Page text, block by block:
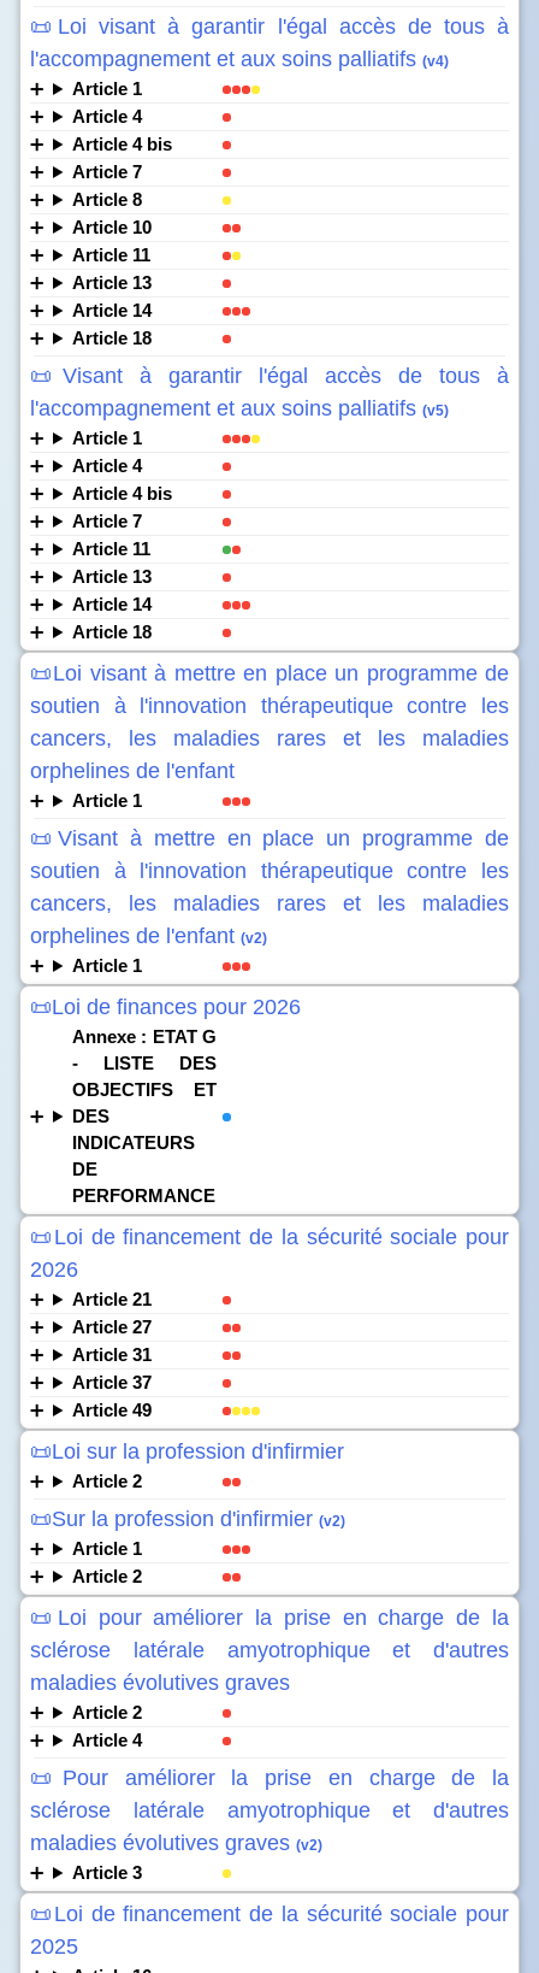
📜Loi visant à garantir l'égal accès de tous à
l'accompagnement et aux soins palliatifs (v4)
Article 1
Article 4
Article 4 bis
Article 7
Article 8
Article 10
Article 11
Article 13
Article 14
Article 18
📜Visant à garantir l'égal accès de tous à
l'accompagnement et aux soins palliatifs (v5)
Article 1
Article 4
Article 4 bis
Article 7
Article 11
Article 13
Article 14
Article 18
📜Loi visant à mettre en place un programme de
soutien à l'innovation thérapeutique contre les
cancers, les maladies rares et les maladies
orphelines de l'enfant
Article 1
📜Visant à mettre en place un programme de
soutien à l'innovation thérapeutique contre les
cancers, les maladies rares et les maladies
orphelines de l'enfant (v2)
Article 1
📜Loi de finances pour 2026
Annexe : ETAT G
- LISTE DES
OBJECTIFS ET
DES
INDICATEURS
DE
PERFORMANCE
📜Loi de financement de la sécurité sociale pour
2026
Article 21
Article 27
Article 31
Article 37
Article 49
📜Loi sur la profession d'infirmier
Article 2
📜Sur la profession d'infirmier (v2)
Article 1
Article 2
📜Loi pour améliorer la prise en charge de la
sclérose latérale amyotrophique et d'autres
maladies évolutives graves
Article 2
Article 4
📜Pour améliorer la prise en charge de la
sclérose latérale amyotrophique et d'autres
maladies évolutives graves (v2)
Article 3
📜Loi de financement de la sécurité sociale pour
2025